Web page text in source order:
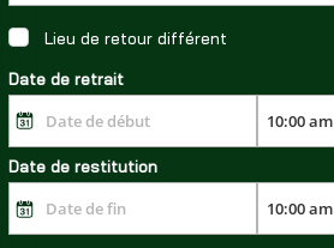
Lieu de retour différent
Date de retrait
Date de restitution